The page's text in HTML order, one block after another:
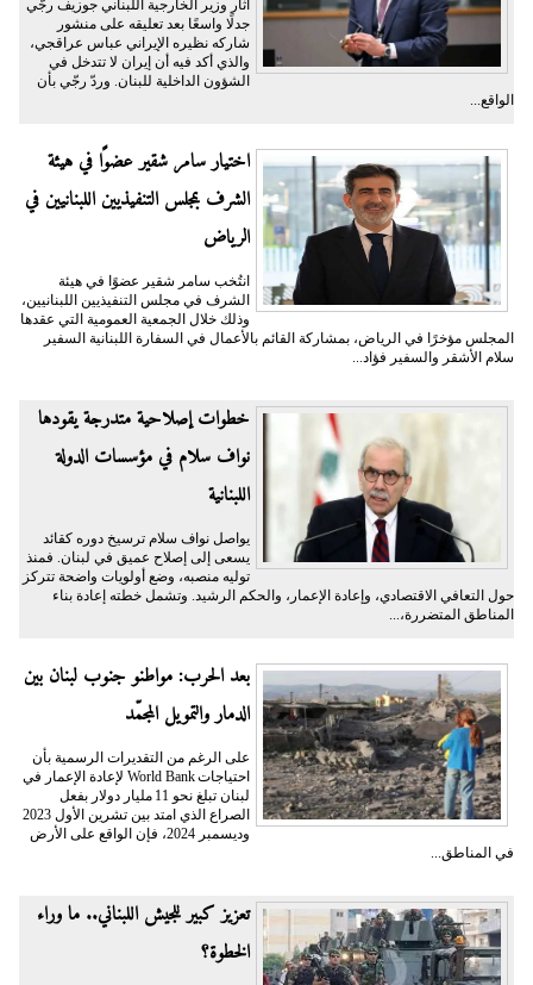
أثار وزير الخارجية اللبناني جوزيف رجّي
جدلًا واسعًا بعد تعليقه على منشور
شاركه نظيره الإيراني عباس عراقجي،
والذي أكد فيه أن إيران لا تتدخل في
الشؤون الداخلية للبنان. وردّ رجّي بأن
الواقع...
اختيار سامر شقير عضوًا في هيئة
الشرف بمجلس التنفيذيين اللبنانيين في
الرياض
انتُخب سامر شقير عضوًا في هيئة
الشرف في مجلس التنفيذيين اللبنانيين،
وذلك خلال الجمعية العمومية التي عقدها
المجلس مؤخرًا في الرياض، بمشاركة القائم بالأعمال في السفارة اللبنانية السفير
سلام الأشقر والسفير فؤاد...
خطوات إصلاحية متدرجة يقودها
نواف سلام في مؤسسات الدولة
اللبنانية
يواصل نواف سلام ترسيخ دوره كقائد
يسعى إلى إصلاح عميق في لبنان. فمنذ
توليه منصبه، وضع أولويات واضحة تتركز
حول التعافي الاقتصادي، وإعادة الإعمار، والحكم الرشيد. وتشمل خطته إعادة بناء
المناطق المتضررة،...
بعد الحرب: مواطنو جنوب لبنان بين
الدمار والتمويل المجمّد
على الرغم من التقديرات الرسمية بأن
احتياجات World Bank لإعادة الإعمار في
لبنان تبلغ نحو 11 مليار دولار بفعل
الصراع الذي امتد بين تشرين الأول 2023
وديسمبر 2024، فإن الواقع على الأرض
في المناطق...
تعزيز كبير للجيش اللبناني.. ما وراء
الخطوة؟